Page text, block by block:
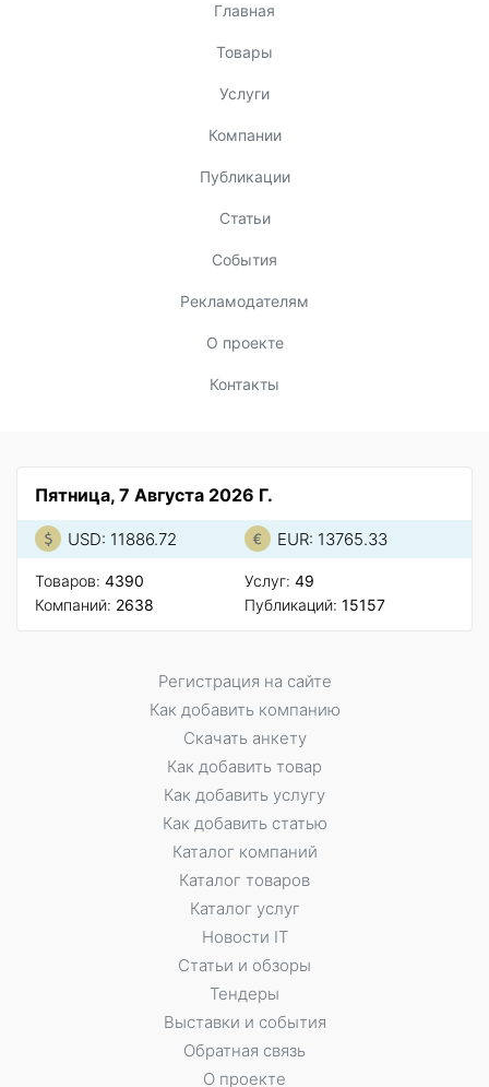
Главная
Товары
Услуги
Компании
Публикации
Статьи
События
Рекламодателям
О проекте
Контакты
Пятница, 7 Августа 2026 Г.
USD: 11886.72 EUR: 13765.33
Товаров: 4390
Компаний: 2638
Услуг: 49
Публикаций: 15157
Регистрация на сайте
Как добавить компанию
Скачать анкету
Как добавить товар
Как добавить услугу
Как добавить статью
Каталог компаний
Каталог товаров
Каталог услуг
Новости IT
Статьи и обзоры
Тендеры
Выставки и события
Обратная связь
О проекте